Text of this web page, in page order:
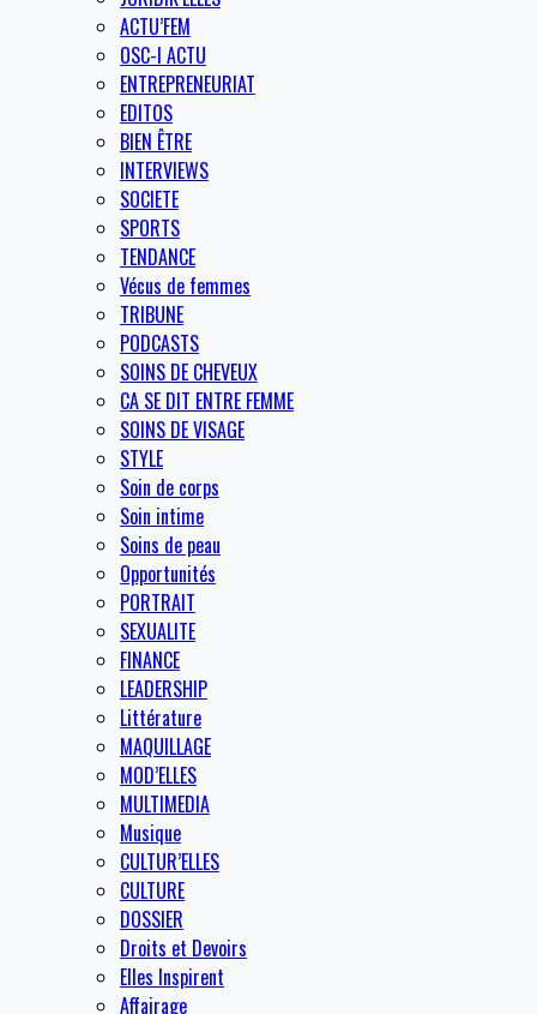
ACTU’FEM
OSC-I ACTU
ENTREPRENEURIAT
EDITOS
BIEN ÊTRE
INTERVIEWS
SOCIETE
SPORTS
TENDANCE
Vécus de femmes
TRIBUNE
PODCASTS
SOINS DE CHEVEUX
CA SE DIT ENTRE FEMME
SOINS DE VISAGE
STYLE
Soin de corps
Soin intime
Soins de peau
Opportunités
PORTRAIT
SEXUALITE
FINANCE
LEADERSHIP
Littérature
MAQUILLAGE
MOD’ELLES
MULTIMEDIA
Musique
CULTUR’ELLES
CULTURE
DOSSIER
Droits et Devoirs
Elles Inspirent
Affairage